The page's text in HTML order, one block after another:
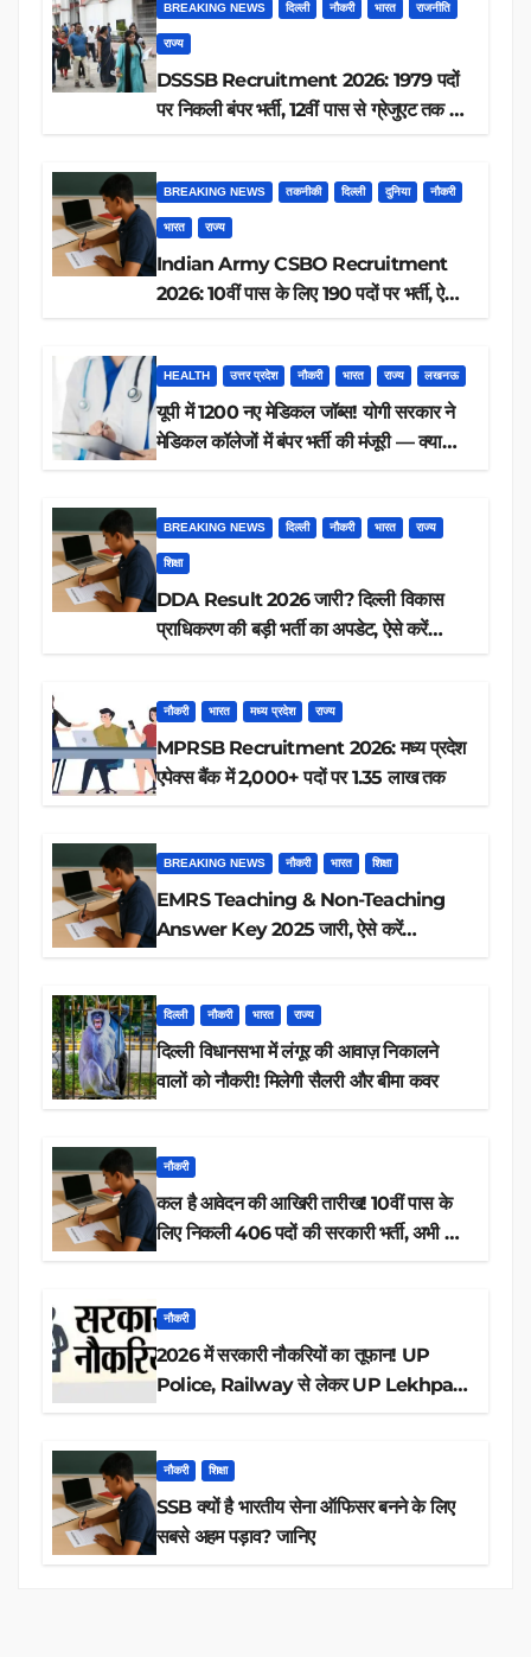
BREAKING NEWS दिल्ली नौकरी भारत राजनीति
राज्य
DSSSB Recruitment 2026: 1979 पदों
पर निकली बंपर भर्ती, 12वीं पास से ग्रेजुएट तक करें
BREAKING NEWS तकनीकी दिल्ली दुनिया नौकरी
भारत राज्य
Indian Army CSBO Recruitment
2026: 10वीं पास के लिए 190 पदों पर भर्ती, ऐसे
HEALTH उत्तर प्रदेश नौकरी भारत राज्य लखनऊ
यूपी में 1200 नए मेडिकल जॉब्स! योगी सरकार ने
मेडिकल कॉलेजों में बंपर भर्ती की मंजूरी — क्या
BREAKING NEWS दिल्ली नौकरी भारत राज्य
शिक्षा
DDA Result 2026 जारी? दिल्ली विकास
प्राधिकरण की बड़ी भर्ती का अपडेट, ऐसे करें
नौकरी भारत मध्य प्रदेश राज्य
MPRSB Recruitment 2026: मध्य प्रदेश
एपेक्स बैंक में 2,000+ पदों पर 1.35 लाख तक
BREAKING NEWS नौकरी भारत शिक्षा
EMRS Teaching & Non-Teaching
Answer Key 2025 जारी, ऐसे करें
दिल्ली नौकरी भारत राज्य
दिल्ली विधानसभा में लंगूर की आवाज़ निकालने
वालों को नौकरी! मिलेगी सैलरी और बीमा कवर
नौकरी
कल है आवेदन की आखिरी तारीख! 10वीं पास के
लिए निकली 406 पदों की सरकारी भर्ती, अभी करें
नौकरी
2026 में सरकारी नौकरियों का तूफान! UP
Police, Railway से लेकर UP Lekhpal
नौकरी शिक्षा
SSB क्यों है भारतीय सेना ऑफिसर बनने के लिए
सबसे अहम पड़ाव? जानिए